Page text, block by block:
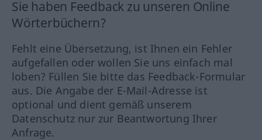
Sie haben Feedback zu unseren Online
Wörterbüchern?
Fehlt eine Übersetzung, ist Ihnen ein Fehler
aufgefallen oder wollen Sie uns einfach mal
loben? Füllen Sie bitte das Feedback-Formular
aus. Die Angabe der E-Mail-Adresse ist
optional und dient gemäß unserem
Datenschutz nur zur Beantwortung Ihrer
Anfrage.